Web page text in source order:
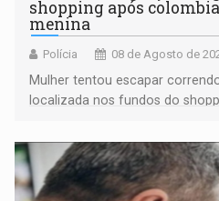
shopping após
menina
Polícia 08 de Agosto de
Mulher tentou escapar
localizada nos fundos do